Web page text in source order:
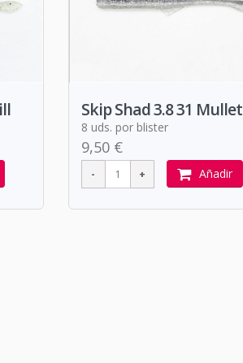
Skip Shad 3.8 31 Mullet
8 uds. por blister
9,50 €
Añadir